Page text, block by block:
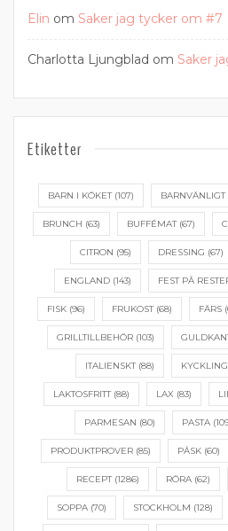
Elin om Saker jag tycker om #7
Charlotta Ljungblad om Saker
Etiketter
BARN I KÖKET(107) BARNVÄNLIGT
BRUNCH (63) BUFFÉMAT(67)
CITRON (95) DRESSING (67)
ENGLAND(143) FEST PÅ
FISK(96) FRUKOST(68) FÄRS
GRILLTILLBEHÖR (103)
ITALIENSKT(88) KYCKLING
LAKTOSFRITT(88) LAX (83)
PARMESAN (80) PASTA
PRODUKTPROVER(85) PÅSK(60)
RECEPT(1286) RÖRA (62)
SOPPA(70) STOCKHOLM (128)